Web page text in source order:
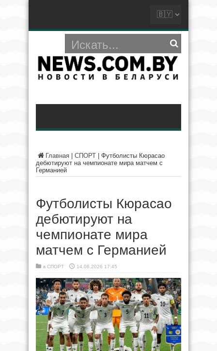
Главная СПОРТ
Футболисты Кюрасао
дебютируют на чемпионате мира матчем с
Германией
Футболисты Кюрасао
дебютируют на
чемпионате мира
матчем с Германией
в СПОРТ 14.06.2026 17:45